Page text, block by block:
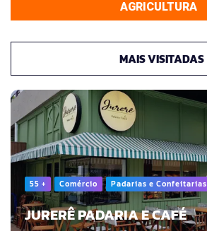
AGRICULTURA
MAIS VISITADAS
55 + Comércio Padarias e Confeitarias
JURERÊ PADARIA E CAFÉ